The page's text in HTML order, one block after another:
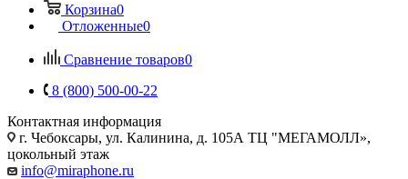
Корзина0
Отложенные0
Сравнение товаров0
8 (800) 500-00-22
Контактная информация
г. Чебоксары, ул. Калинина, д. 105А ТЦ "МЕГАМОЛЛ»,
цокольный этаж
info@miraphone.ru